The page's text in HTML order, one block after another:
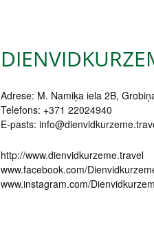
Adrese: M. Namiķa iela 2B,
Telefons: +371 22024940
E-pasts:
http://www.dienvidkurzeme.travel
www.facebook.com/
www.instagram.com/